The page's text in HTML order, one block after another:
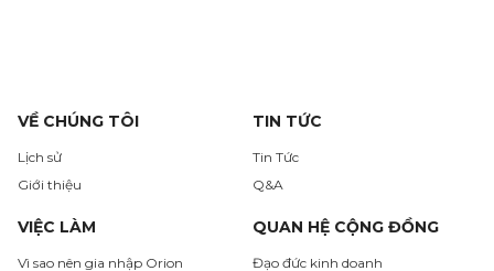
VỀ CHÚNG TÔI
Lịch sử
Giới thiệu
TIN TỨC
Tin Tức
Q&A
VIỆC LÀM
Vì sao nên gia nhập Orion
QUAN HỆ CỘNG ĐỒNG
Đạo đức kinh doanh